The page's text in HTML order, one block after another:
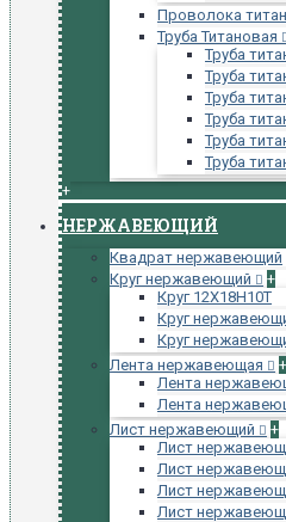
Проволока
Труба Титановая
Труба
Труба
Труба
Труба
Труба
Труба
+
НЕРЖАВЕЮЩИЙ
Квадрат нержавеющий
Круг нержавеющий
+
Круг 12Х18Н10Т
Круг
Круг
Лента нержавеющая
+
Лента
Лента
Лист нержавеющий
+
Лист
Лист
Лист
Лист